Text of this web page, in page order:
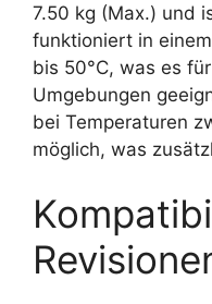
7.50 kg (Max.) und
funktioniert in
bis 50°C, was es
Umgebungen
bei Temperaturen
möglich, was